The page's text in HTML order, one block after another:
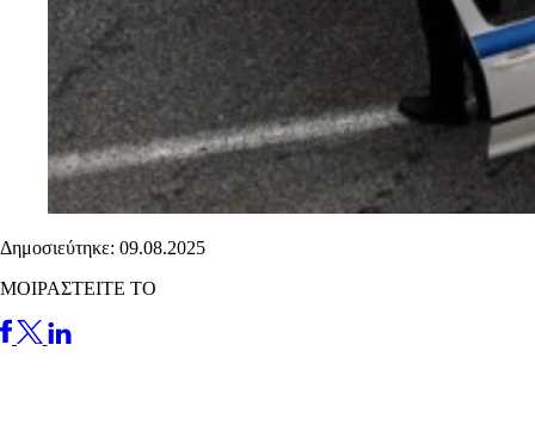
Δημοσιεύτηκε: 09.08.2025
ΜΟΙΡΑΣΤΕΙΤΕ ΤΟ